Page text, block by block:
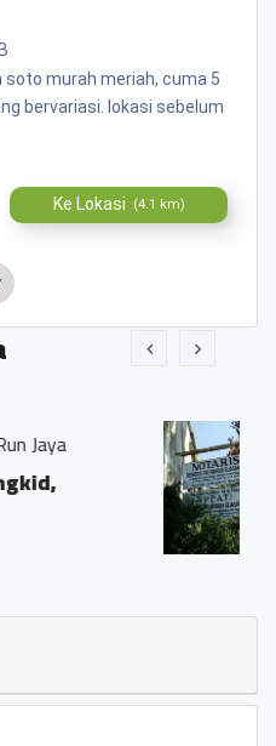
murah meriah, cuma 5
bervariasi. lokasi sebelum
Ke Lokasi (4.1 km)
Kantor Notaris dan
Ivo Marius, SH"
Bumirejo, Mungkid,
Magelang